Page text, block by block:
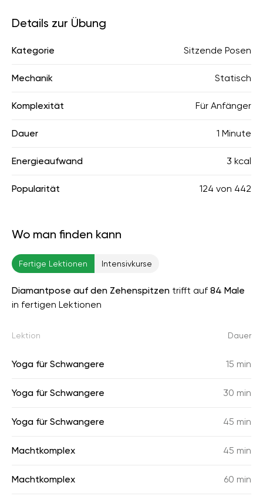
Details zur Übung
Kategorie Sitzende Posen
Mechanik Statisch
Komplexität Für Anfänger
Dauer 1 Minute
Energieaufwand 3 kcal
Popularität 124 von 442
Wo man finden kann
Fertige Lektionen Intensivkurse
Diamantpose auf den Zehenspitzen trifft auf 84 Male
in fertigen Lektionen
Lektion Dauer
Yoga für Schwangere 15 min
Yoga für Schwangere 30 min
Yoga für Schwangere 45 min
Machtkomplex 45 min
Machtkomplex 60 min